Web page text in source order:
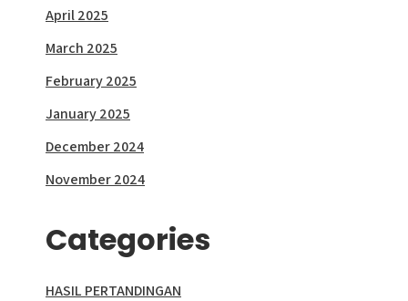
April 2025
March 2025
February 2025
January 2025
December 2024
November 2024
Categories
HASIL PERTANDINGAN